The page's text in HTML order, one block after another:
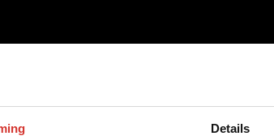
Details